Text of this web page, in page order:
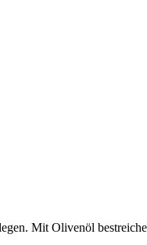
Mit Olivenöl